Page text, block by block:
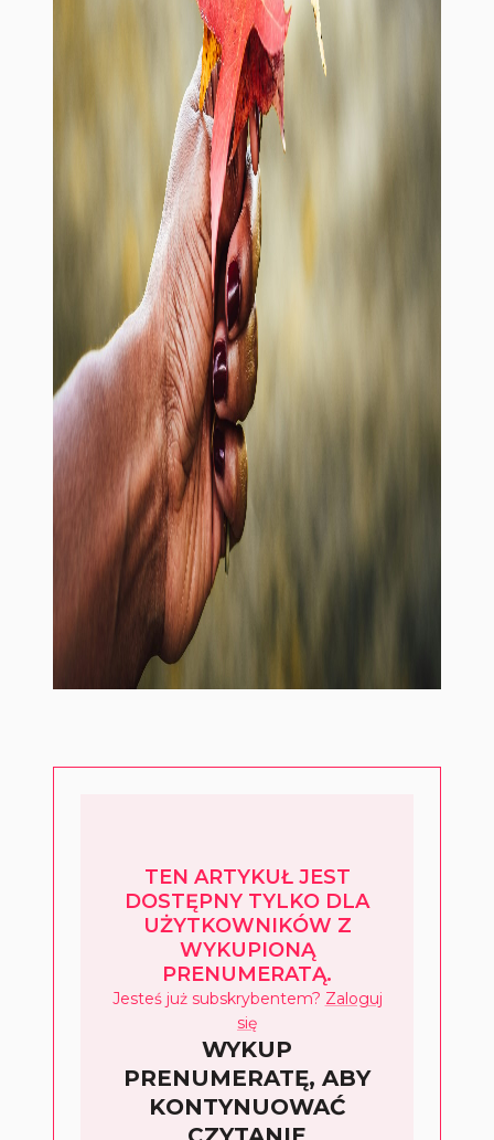
TEN ARTYKUŁ JEST
DOSTĘPNY TYLKO DLA
UŻYTKOWNIKÓW Z
WYKUPIONĄ
PRENUMERATĄ.
Jesteś już subskrybentem? Zaloguj
się
WYKUP
PRENUMERATĘ, ABY
KONTYNUOWAĆ